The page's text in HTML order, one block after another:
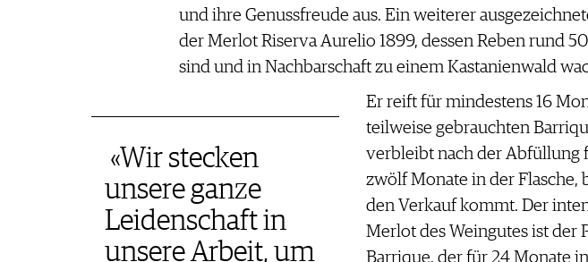
und ihre Genussfreude aus. Ein weiterer
der Merlot Riserva Aurelio 1899, dessen Reben rund
sind und in Nachbarschaft zu einem Kastanienwald
«Wir stecken
unsere ganze
Leidenschaft in
unsere Arbeit, um
Er reift für mindestens 16
teilweise gebrauchten
verbleibt nach der Abfüllung
zwölf Monate in der Flasche,
den Verkauf kommt. Der
Merlot des Weingutes ist der
Barrique, der für 24 Monate